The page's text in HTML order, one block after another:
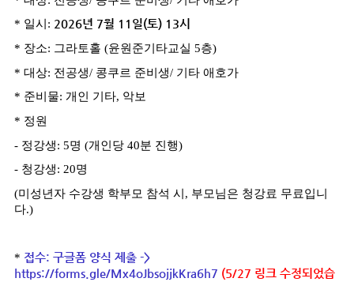
* 일시 : 2026년 7월 11 일(토) 13시
* 장소: 그라토홀 (윤원준기타교실 5층)
* 대상: 전공생/ 콩쿠르 준비생/ 기타 애호가
* 준비물: 개인 기타, 악보
* 정원
- 정강생: 5명 (개인당 40분 진행)
- 청강생: 20명
(미성년자 수강생 학부모 참석 시 , 부모님은 청강료 무료입니
다.)
* 접수: 구글폼 양식 제출 ->
https://forms.gle/Mx4oJbsojjkKra6h7 (5/27 링크 수정되었습